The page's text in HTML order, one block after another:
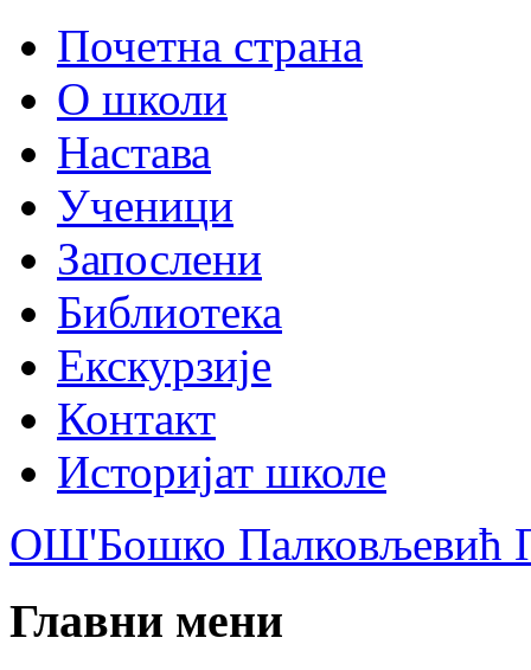
Почетна страна
О школи
Настава
Ученици
Запослени
Библиотека
Екскурзије
Контакт
Историјат школе
ОШ'Бошко Палковљевић
Главни мени